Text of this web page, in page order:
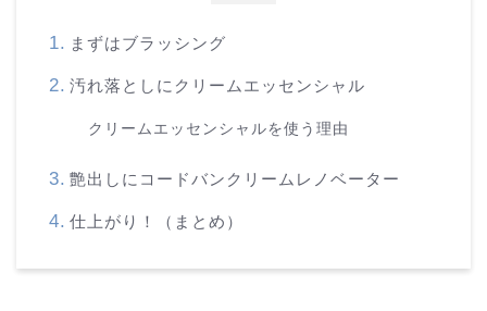
まずはブラッシング
汚れ落としにクリームエッセンシャル
クリームエッセンシャルを使う理由
艶出しにコードバンクリームレノベーター
仕上がり！（まとめ）